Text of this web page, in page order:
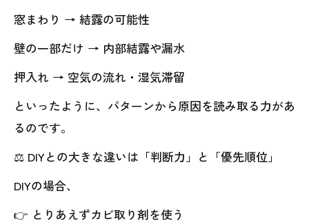
窓まわり → 結露の可能性
壁の一部だけ → 内部結露や漏水
押入れ → 空気の流れ・湿気滞留
といったように、パターンから原因を読み取る力があ
るのです。
⚖️ DIYとの大きな違いは「判断力」と「優先順位」
DIYの場合、
👉 とりあえずカビ取り剤を使う